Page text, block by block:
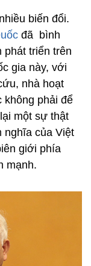
biến đổi.
đã bình
phát triển trên
gia này, với
nhà hoạt
không phải để
một sự thật
nghĩa của Việt
giới phía
mạnh.